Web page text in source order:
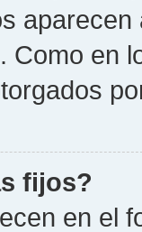
Como en
fijos?
en el